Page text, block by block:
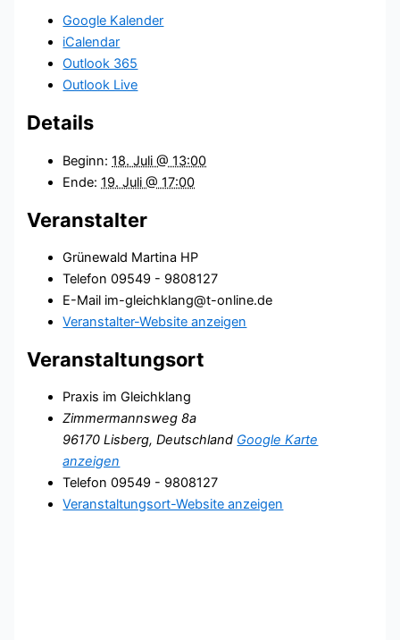
Google Kalender
iCalendar
Outlook 365
Outlook Live
Details
Beginn: 18. Juli @ 13:00
Ende: 19. Juli @ 17:00
Veranstalter
Grünewald Martina HP
Telefon09549 - 9808127
E-Mail im-gleichklang@t-online.de
Veranstalter-Website anzeigen
Veranstaltungsort
Praxis im Gleichklang
Zimmermannsweg 8a
96170 Lisberg, Deutschland Google Karte
anzeigen
Telefon 09549 - 9808127
Veranstaltungsort-Website anzeigen